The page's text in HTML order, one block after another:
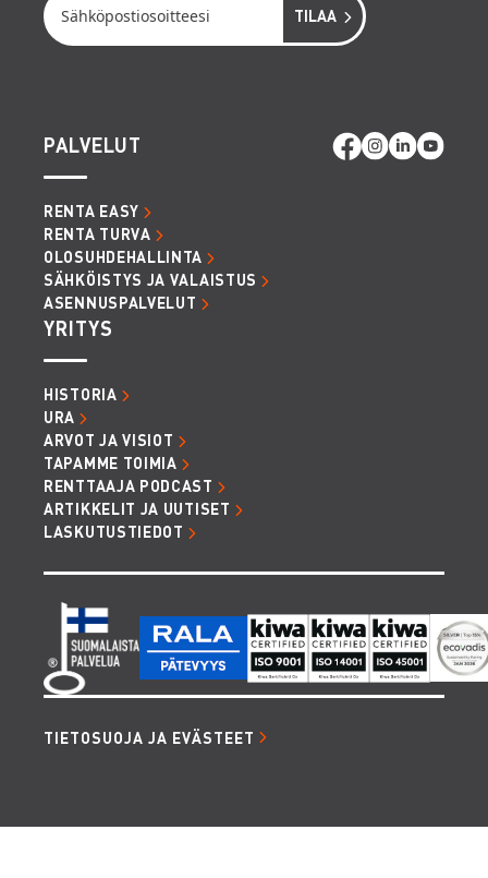
PALVELUT
RENTA EASY
RENTA TURVA
OLOSUHDEHALLINTA
SÄHKÖISTYS JA VALAISTUS
ASENNUSPALVELUT
YRITYS
HISTORIA
URA
ARVOT JA VISIOT
TAPAMME TOIMIA
RENTTAAJA PODCAST
ARTIKKELIT JA UUTISET
LASKUTUSTIEDOT
TIETOSUOJA JA EVÄSTEET